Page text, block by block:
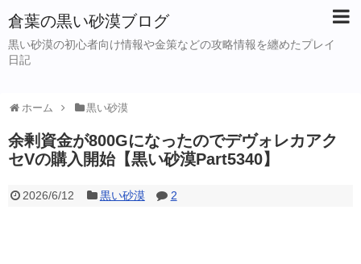
倉葉の黒い砂漠ブログ
黒い砂漠の初心者向け情報や金策などの攻略情報を纏めたプレイ
日記
ホーム 黒い砂漠
余剰資金が800Gになったのでデヴォレカアク
セVの購入開始【黒い砂漠Part5340】
2026/6/12 黒い砂漠 2